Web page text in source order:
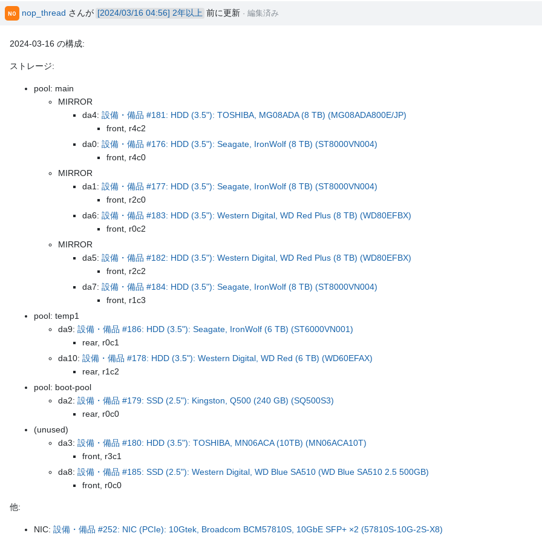
NO nop_thread さんが 2年以上 前に更新 · 編集済み
2024-03-16 の構成:
ストレージ:
pool: main
MIRROR
da4:設備・備品 #181: HDD (3.5"): TOSHIBA, MG08ADA (8 TB) (MG08ADA800E/JP)
front, r4c2
da0:設備・備品 #176: HDD (3.5"): Seagate, IronWolf (8 TB) (ST8000VN004)
front, r4c0
MIRROR
da1:設備・備品 #177: HDD (3.5"): Seagate, IronWolf (8 TB) (ST8000VN004)
front, r2c0
da6:設備・備品 #183: HDD (3.5"): Western Digital, WD Red Plus (8 TB) (WD80EFBX)
front, r0c2
MIRROR
da5:設備・備品 #182: HDD (3.5"): Western Digital, WD Red Plus (8 TB) (WD80EFBX)
front, r2c2
da7:設備・備品 #184: HDD (3.5"): Seagate, IronWolf (8 TB) (ST8000VN004)
front, r1c3
pool: temp1
da9:設備・備品 #186: HDD (3.5"): Seagate, IronWolf (6 TB) (ST6000VN001)
rear, r0c1
da10:設備・備品 #178: HDD (3.5"): Western Digital, WD Red (6 TB) (WD60EFAX)
rear, r1c2
pool: boot-pool
da2:設備・備品 #179: SSD (2.5"): Kingston, Q500 (240 GB) (SQ500S3)
rear, r0c0
(unused)
da3:設備・備品 #180: HDD (3.5"): TOSHIBA, MN06ACA (10TB) (MN06ACA10T)
front, r3c1
da8:設備・備品 #185: SSD (2.5"): Western Digital, WD Blue SA510 (WD Blue SA510 2.5 500GB)
front, r0c0
他:
NIC:設備・備品 #252: NIC (PCIe): 10Gtek, Broadcom BCM57810S, 10GbE SFP+ ×2 (57810S-10G-2S-X8)